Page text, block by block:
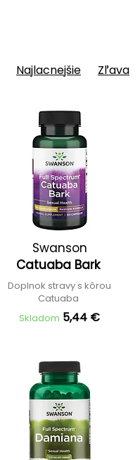
Najlacnejšie
Zľava
Swanson
Catuaba Bark
Doplnok stravy s kôrou
Catuaba
Skladom 5,44 €